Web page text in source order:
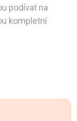
podívat na
kompletní